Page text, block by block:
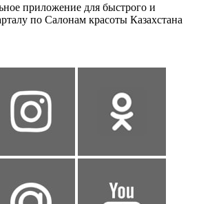
приложение для быстрого и
по Салонам красоты Казахстана